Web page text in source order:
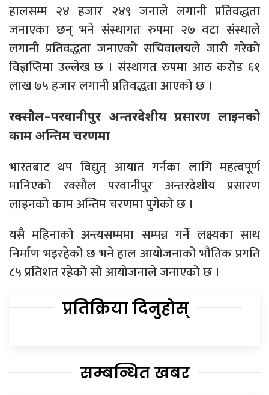
हालसम्म २४ हजार २४९ जनाले लगानी प्रतिवद्धता
जनाएका छन् भने संस्थागत रुपमा २७ वटा संस्थाले
लगानी प्रतिवद्धता जनाएको सचिवालयले जारी गरेको
विज्ञप्तिमा उल्लेख छ । संस्थागत रुपमा आठ करोड ६१
लाख ७५ हजार लगानीे प्रतिवद्धता आएको छ ।
रक्सौल–परवानीपुर अन्तरदेशीय प्रसारण लाइनको
काम अन्तिम चरणमा
भारतबाट थप विद्युत् आयात गर्नका लागि महत्वपूर्ण
मानिएको रक्सौल परवानीपुर अन्तरदेशीय प्रसारण
लाइनको काम अन्तिम चरणमा पुगेको छ ।
यसै महिनाको अन्त्यसम्ममा सम्पन्न गर्ने लक्ष्यका साथ
निर्माण भइरहेको छ भने हाल आयोजनाको भौतिक प्रगति
८५ प्रतिशत रहेको सो आयोजनाले जनाएको छ ।
प्रतिक्रिया दिनुहोस्
सम्बन्धित खबर